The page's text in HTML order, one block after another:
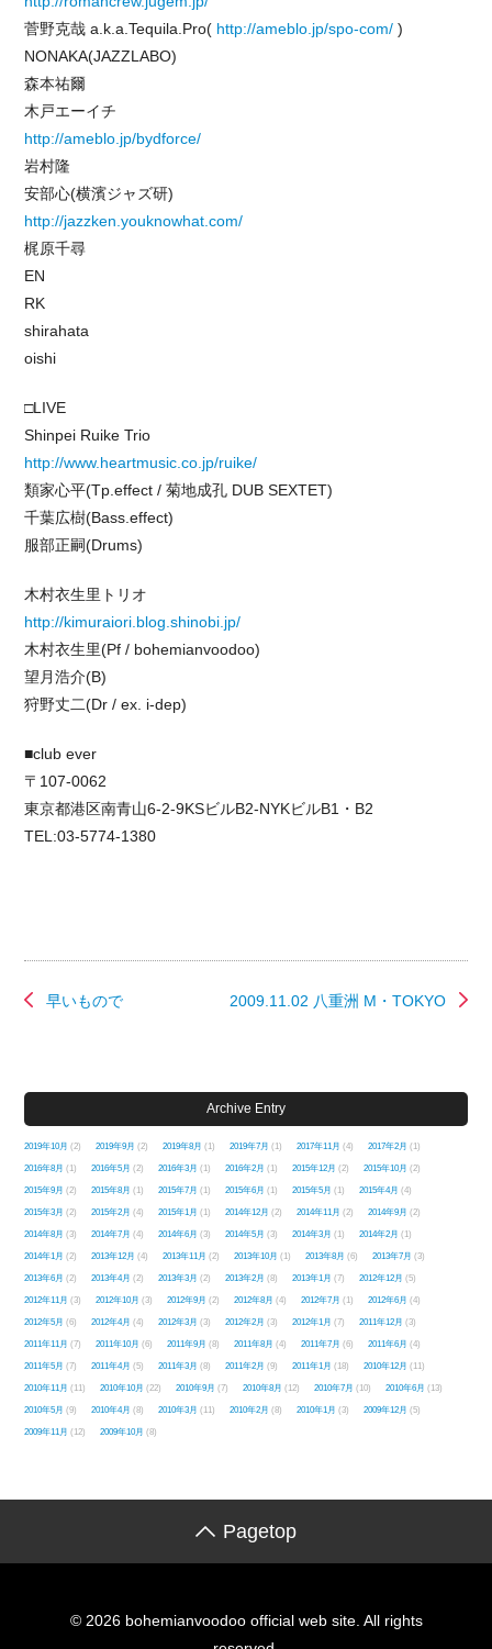
菅野克哉 a.k.a.Tequila.Pro( http://ameblo.jp/spo-com/ )
NONAKA(JAZZLABO)
森本祐爾
木戸エーイチ
http://ameblo.jp/bydforce/
岩村隆
安部心(横濱ジャズ研)
http://jazzken.youknowhat.com/
梶原千尋
EN
RK
shirahata
oishi
□LIVE
Shinpei Ruike Trio
http://www.heartmusic.co.jp/ruike/
類家心平(Tp.effect / 菊地成孔 DUB SEXTET)
千葉広樹(Bass.effect)
服部正嗣(Drums)
木村衣生里トリオ
http://kimuraiori.blog.shinobi.jp/
木村衣生里(Pf / bohemianvoodoo)
望月浩介(B)
狩野丈二(Dr / ex. i-dep)
■club ever
〒107-0062
東京都港区南青山6-2-9KSビルB2-NYKビルB1・B2
TEL:03-5774-1380
2009.11.02 八重洲 M・TOKYO
早いもので
Archive Entry
2019年10月 (2) 2019年9月 (2) 2019年8月 (1) 2019年7月 (1) 2017年11月 (4) 2017年2月 (1)
2016年8月 (1) 2016年5月 (2) 2016年3月 (1) 2016年2月 (1) 2015年12月 (2) 2015年10月 (2)
2015年9月 (2) 2015年8月 (1) 2015年7月 (1) 2015年6月 (1) 2015年5月 (1) 2015年4月 (4)
2015年3月 (2) 2015年2月 (4) 2015年1月 (1) 2014年12月 (2) 2014年11月 (2) 2014年9月 (2)
2014年8月 (3) 2014年7月 (4) 2014年6月 (3) 2014年5月 (3) 2014年3月 (1) 2014年2月 (1)
2014年1月 (2) 2013年12月 (4) 2013年11月 (2) 2013年10月 (1) 2013年8月 (6) 2013年7月 (3)
2013年6月 (2) 2013年4月 (2) 2013年3月 (2) 2013年2月 (8) 2013年1月 (7) 2012年12月 (5)
2012年11月 (3) 2012年10月 (3) 2012年9月 (2) 2012年8月 (4) 2012年7月 (1) 2012年6月 (4)
2012年5月 (6) 2012年4月 (4) 2012年3月 (3) 2012年2月 (3) 2012年1月 (7) 2011年12月 (3)
2011年11月 (7) 2011年10月 (6) 2011年9月 (8) 2011年8月 (4) 2011年7月 (6) 2011年6月 (4)
2011年5月 (7) 2011年4月 (5) 2011年3月 (8) 2011年2月 (9) 2011年1月 (18) 2010年12月 (11)
2010年11月 (11) 2010年10月 (22) 2010年9月 (7) 2010年8月 (12) 2010年7月 (10) 2010年6月 (13)
2010年5月 (9) 2010年4月 (8) 2010年3月 (11) 2010年2月 (8) 2010年1月 (3) 2009年12月 (5)
2009年11月 (12) 2009年10月 (8)
Pagetop
© 2026 bohemianvoodoo official web site. All rights